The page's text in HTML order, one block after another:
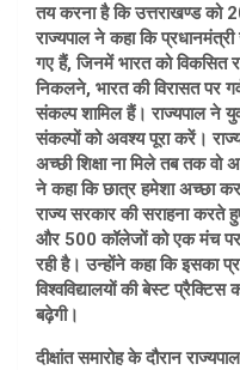
तय करना है कि उत्तराखण्ड
राज्यपाल ने कहा कि
गए हैं, जिनमें भारत को विकसित
निकलने, भारत की विरासत पर
संकल्प शामिल हैं। राज्यपाल ने
संकल्पों को अवश्य पूरा करें।
अच्छी शिक्षा ना मिले तब तक वो
ने कहा कि छात्र हमेशा अच्छा
राज्य सरकार की सराहना करते
और 500 कॉलेजों को एक मंच
रही है। उन्होंने कहा कि इसका
विश्वविद्यालयों की बेस्ट
बढ़ेगी।
दीक्षांत समारोह के दौरान